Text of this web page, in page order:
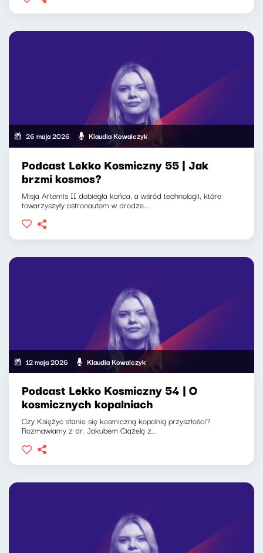
26 maja 2026 Klaudia Kowalczyk
Podcast Lekko Kosmiczny 55 | Jak
brzmi kosmos?
Misja Artemis II dobiegła końca, a wśród technologii, które
towarzyszyły astronautom w drodze...
12 maja 2026 Klaudia Kowalczyk
Podcast Lekko Kosmiczny 54 | O
kosmicznych kopalniach
Czy Księżyc stanie się kosmiczną kopalnią przyszłości?
Rozmawiamy z dr. Jakubem Ciążelą z...